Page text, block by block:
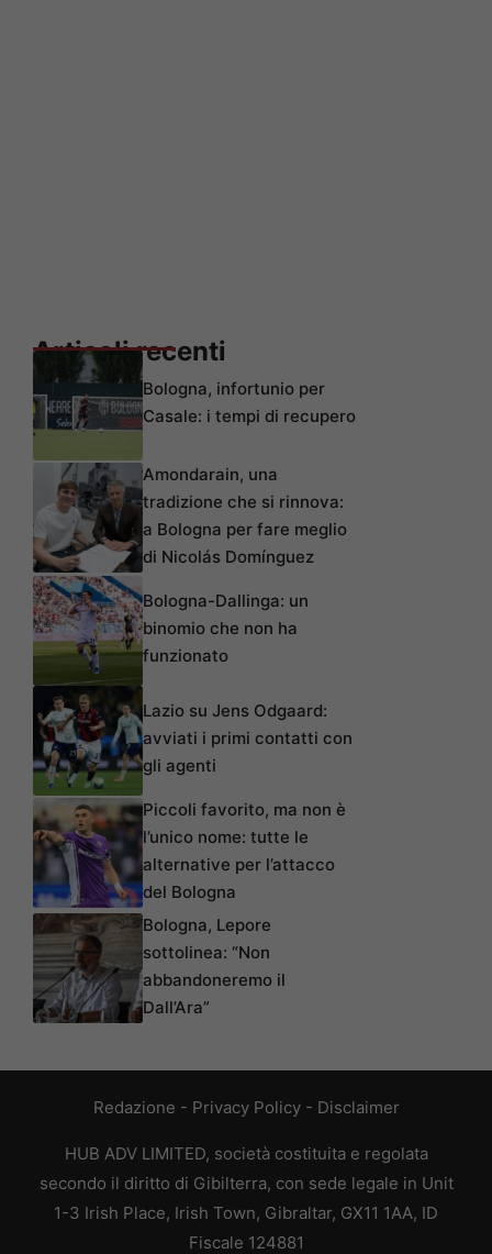
Articoli recenti
Bologna, infortunio per
Casale: i tempi di recupero
Amondarain, una
tradizione che si rinnova:
a Bologna per fare meglio
di Nicolás Domínguez
Bologna-Dallinga: un
binomio che non ha
funzionato
Lazio su Jens Odgaard:
avviati i primi contatti con
gli agenti
Piccoli favorito, ma non è
l’unico nome: tutte le
alternative per l’attacco
del Bologna
Bologna, Lepore
sottolinea: “Non
abbandoneremo il
Dall’Ara”
Redazione - Privacy Policy- Disclaimer
HUB ADV LIMITED, società costituita e regolata
secondo il diritto di Gibilterra, con sede legale in Unit
1-3 Irish Place, Irish Town, Gibraltar, GX11 1AA, ID
Fiscale 124881